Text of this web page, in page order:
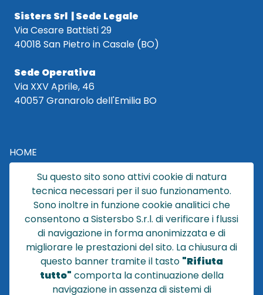
Sisters Srl | Sede Legale
Via Cesare Battisti 29
40018 San Pietro in Casale (BO)
Sede Operativa
Via XXV Aprile, 46
40057 Granarolo dell'Emilia BO
HOME
CATALOGO
CHI SIAMO
NEWS
CONTATTACI
CONDIZIONI DI VENDITA
POLICY PRIVACY
NOTE LEGALI
Su questo sito sono attivi cookie di natura
tecnica necessari per il suo funzionamento.
Sono inoltre in funzione cookie analitici che
consentono a Sistersbo S.r.l. di verificare i flussi
di navigazione in forma anonimizzata e di
migliorare le prestazioni del sito. La chiusura di
questo banner tramite il tasto "Rifiuta
tutto" comporta la continuazione della
navigazione in assenza di sistemi di